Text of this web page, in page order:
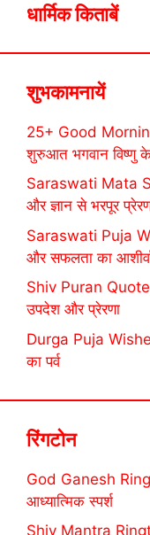
धार्मिक किताबें
शुभकामनायें
25+ Good
शुरुआत भगवान विष्णु
Saraswati Mata
और ज्ञान से भरपूर
Saraswati Puja
और सफलता का
Shiv Puran
उपदेश और प्रेरणा
Durga Puja
का पर्व
रिंगटोन
God Ganesh
आध्यात्मिक स्पर्श
Shiv Mantra